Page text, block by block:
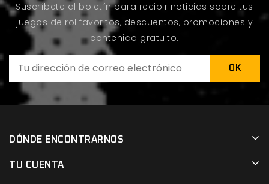
Suscríbete al boletín para recibir noticias sobre tus
juegos de rol favoritos, descuentos, promociones y
contenido gratuito.
DÓNDE ENCONTRARNOS
TU CUENTA